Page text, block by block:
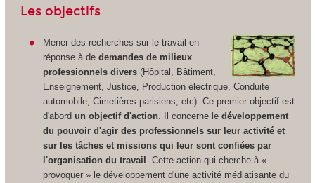
Les objectifs
Mener des recherches sur le travail en
réponse à dedemandes de milieux
professionnels divers (Hôpital, Bâtiment,
Enseignement, Justice, Production électrique, Conduite
automobile, Cimetières parisiens, etc). Ce premier objectif est
d'abord un objectif d'action . Il concerne ledéveloppement
du pouvoir d'agir des professionnels sur leur activité et
sur les tâches et missions qui leur sont confiées par
l'organisation du travail . Cette action qui cherche à «
provoquer » le développement d'une activité médiatisante du